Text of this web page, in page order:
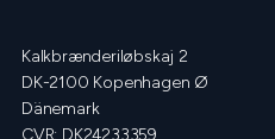
Kalkbrænderiløbskaj 2
DK-2100 Kopenhagen Ø
Dänemark
CVR: DK24233359